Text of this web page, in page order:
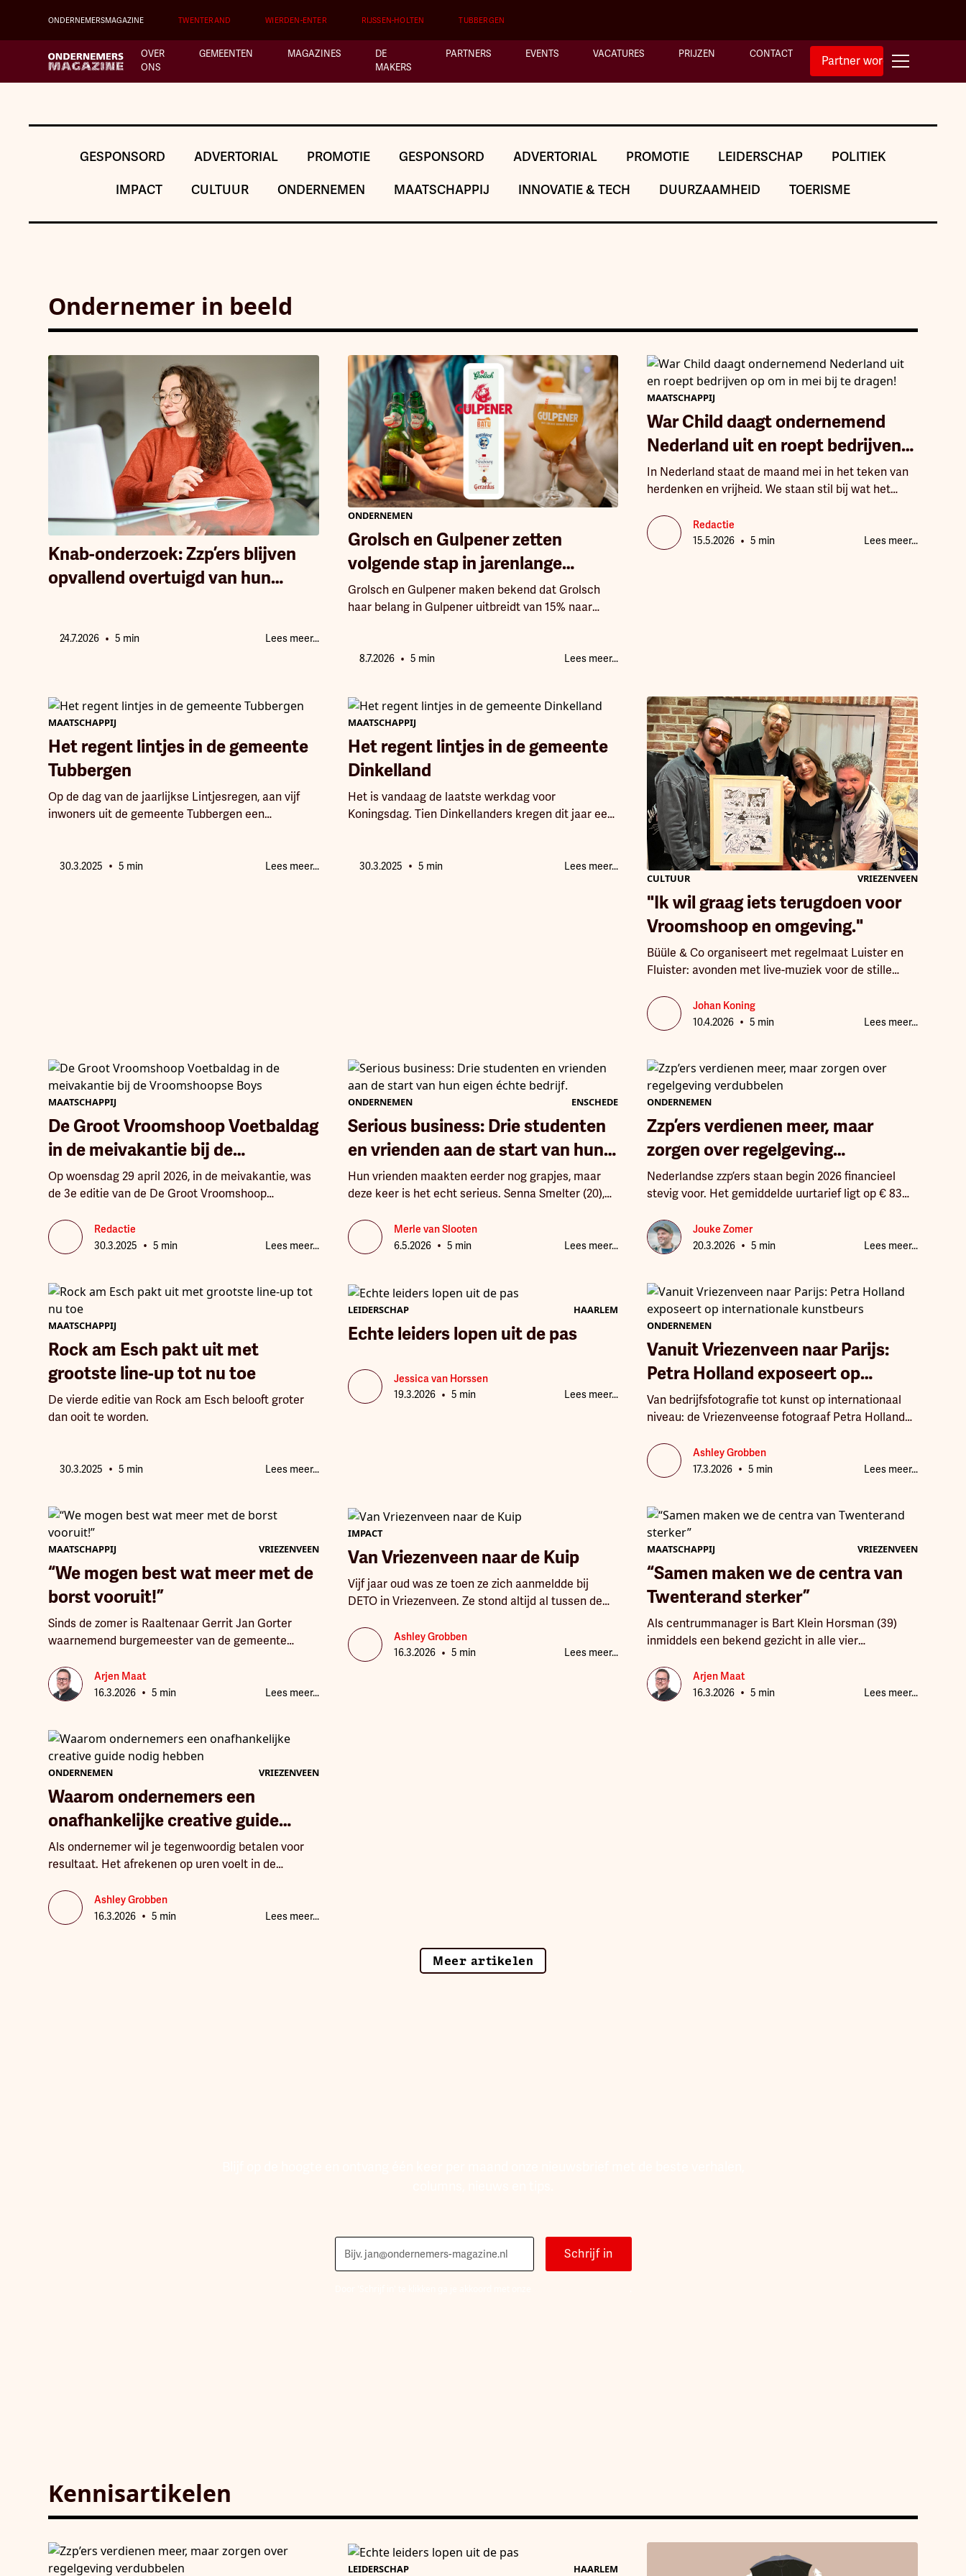
ONDERNEMERSMAGAZINE TWENTERAND WIERDEN-ENTER RIJSSEN-HOLTEN TUBBERGEN
OVER
ONS
GEMEENTEN MAGAZINES
DE
MAKERS
PARTNERS EVENTS VACATURES PRIJZEN CONTACT Partner worden
GESPONSORD ADVERTORIAL PROMOTIE GESPONSORD ADVERTORIAL PROMOTIE LEIDERSCHAP POLITIEK
IMPACT CULTUUR ONDERNEMEN MAATSCHAPPIJ INNOVATIE & TECH DUURZAAMHEID TOERISME
Ondernemer in beeld
Knab-onderzoek: Zzp’ers blijven
opvallend overtuigd van hun
uitpakt dan vooraf gedacht.
24.7.2026 • 5 min Lees meer...
ONDERNEMEN
Grolsch en Gulpener zetten
volgende stap in jarenlange
samenwerking
Grolsch en Gulpener maken bekend dat Grolsch
haar belang in Gulpener uitbreidt van 15% naar
8.7.2026 • 5 min Lees meer...
MAATSCHAPPIJ
War Child daagt ondernemend
Nederland uit en roept bedrijven
op om in mei bij te dragen!
In Nederland staat de maand mei in het teken van
herdenken en vrijheid. We staan stil bij wat het
vlag uitgaat, groeit wereldwijd een recordaantal
kinderen op in oorlog.
Redactie
15.5.2026 • 5 min Lees meer...
MAATSCHAPPIJ
Het regent lintjes in de gemeente
Tubbergen
Op de dag van de jaarlijkse Lintjesregen, aan vijf
inwoners uit de gemeente Tubbergen een
30.3.2025 • 5 min Lees meer...
MAATSCHAPPIJ
Het regent lintjes in de gemeente
Dinkelland
Het is vandaag de laatste werkdag voor
Koningsdag. Tien Dinkellanders kregen dit jaar een
30.3.2025 • 5 min Lees meer...
CULTUUR VRIEZENVEEN
"Ik wil graag iets terugdoen voor
Vroomshoop en omgeving."
Büüle & Co organiseert met regelmaat Luister en
Fluister: avonden met live-muziek voor de stille
Winter uit Nieuw-Zeeland op het podium in De
Smeltschuur in Vriezenveen. Bij elke editie hoort
wisselende maker. Deze keer lag die rol bij Mike
Jimmy de Bruin van Faeries and Ents.
Johan Koning
10.4.2026 • 5 min Lees meer...
MAATSCHAPPIJ
De Groot Vroomshoop Voetbaldag
in de meivakantie bij de
Vroomshoopse Boys
Op woensdag 29 april 2026, in de meivakantie, was
de 3e editie van de De Groot Vroomshoop
jongens en meisjes in en om de gemeente
Twenterand tussen 6 en 14 jaar.
Redactie
30.3.2025 • 5 min Lees meer...
ONDERNEMEN ENSCHEDE
Serious business: Drie studenten
en vrienden aan de start van hun
eigen échte bedrijf.
Hun vrienden maakten eerder nog grapjes, maar
deze keer is het echt serieus. Senna Smelter (20),
sinds de middelbare school en hebben sinds kort
samen een bedrijf: Hubble. De Enschedese jongens
dat doen ze met een bedrijf dat er volgens henzelf
nog niet is.
Merle van Slooten
6.5.2026 • 5 min Lees meer...
ONDERNEMEN
Zzp’ers verdienen meer, maar
zorgen over regelgeving
verdubbelen
Nederlandse zzp’ers staan begin 2026 financieel
stevig voor. Het gemiddelde uurtarief ligt op € 83
Jouke Zomer
20.3.2026 • 5 min Lees meer...
MAATSCHAPPIJ
Rock am Esch pakt uit met
grootste line-up tot nu toe
De vierde editie van Rock am Esch belooft groter
dan ooit te worden.
30.3.2025 • 5 min Lees meer...
LEIDERSCHAP HAARLEM
Echte leiders lopen uit de pas
Jessica van Horssen
19.3.2026 • 5 min Lees meer...
ONDERNEMEN
Vanuit Vriezenveen naar Parijs:
Petra Holland exposeert op
internationale kunstbeurs
Van bedrijfsfotografie tot kunst op internationaal
niveau: de Vriezenveense fotograaf Petra Holland
haar kunstfoto’s zijn geselecteerd voor de
kunstbeurs Maison & Objet in Parijs, waar haar
het bijna te gek voor woorden dat mijn beelden
daar straks hangen.”
Ashley Grobben
17.3.2026 • 5 min Lees meer...
MAATSCHAPPIJ VRIEZENVEEN
“We mogen best wat meer met de
borst vooruit!”
Sinds de zomer is Raaltenaar Gerrit Jan Gorter
waarnemend burgemeester van de gemeente
kennen als een plek met krachtige ondernemers,
nuchtere inwoners en een opvallend hechte
zonder moeite in het dialect en ziet een gebied dat
barst van de kansen. Twenterand mag volgens hem
best vaker laten zien hoe bijzonder het hier is. “Er
gebeurt hier zóveel moois!”
Arjen Maat
16.3.2026 • 5 min Lees meer...
IMPACT
Van Vriezenveen naar de Kuip
Vijf jaar oud was ze toen ze zich aanmeldde bij
DETO in Vriezenveen. Ze stond altijd al tussen de
“Meidenvoetbal was er toen niet. Dus ik ging
gewoon mee met de jongens.” Dat ‘gewoon’ typeert
Ashley Grobben
16.3.2026 • 5 min Lees meer...
MAATSCHAPPIJ VRIEZENVEEN
“Samen maken we de centra van
Twenterand sterker”
Als centrummanager is Bart Klein Horsman (39)
inmiddels een bekend gezicht in alle vier
tussen ondernemers, verenigingen en gemeente.
De verbinder die kansen ziet en ideeën aanjaagt.
Arjen Maat
16.3.2026 • 5 min Lees meer...
ONDERNEMEN VRIEZENVEEN
Waarom ondernemers een
onafhankelijke creative guide
nodig hebben
Als ondernemer wil je tegenwoordig betalen voor
resultaat. Het afrekenen op uren voelt in de
Daarmee verandert ook de manier waarop creatief
werk wordt gewaardeerd. Een goede ontwerper
Ashley Grobben
16.3.2026 • 5 min Lees meer...
Meer artikelen
Kennisartikelen
LEIDERSCHAP HAARLEM